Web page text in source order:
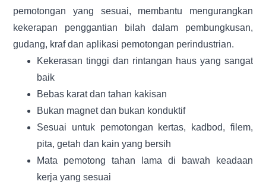
pemotongan yang sesuai, membantu mengurangkan
kekerapan penggantian bilah dalam pembungkusan,
gudang, kraf dan aplikasi pemotongan perindustrian.
Kekerasan tinggi dan rintangan haus yang sangat
baik
Bebas karat dan tahan kakisan
Bukan magnet dan bukan konduktif
Sesuai untuk pemotongan kertas, kadbod, filem,
pita, getah dan kain yang bersih
Mata pemotong tahan lama di bawah keadaan
kerja yang sesuai